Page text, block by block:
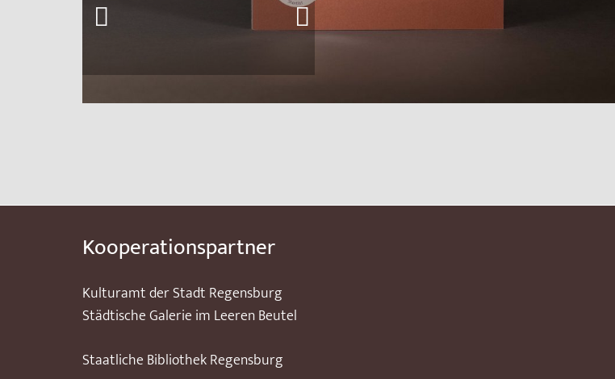
Kooperationspartner
Kulturamt der Stadt Regensburg
Städtische Galerie im Leeren Beutel
Staatliche Bibliothek Regensburg